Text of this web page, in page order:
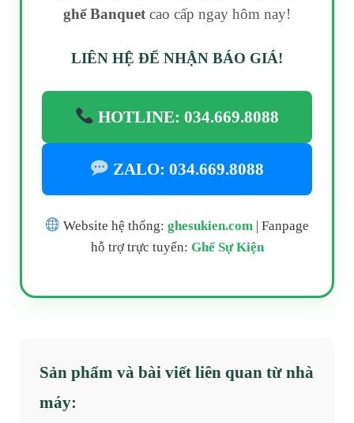
ghế Banquet cao cấp ngay hôm nay!
LIÊN HỆ ĐỂ NHẬN BÁO GIÁ!
HOTLINE: 034.669.8088
ZALO: 034.669.8088
Website hệ thống:ghesukien.com | Fanpage
hỗ trợ trực tuyến: Ghế Sự Kiện
Sản phẩm và bài viết liên quan từ nhà
máy: